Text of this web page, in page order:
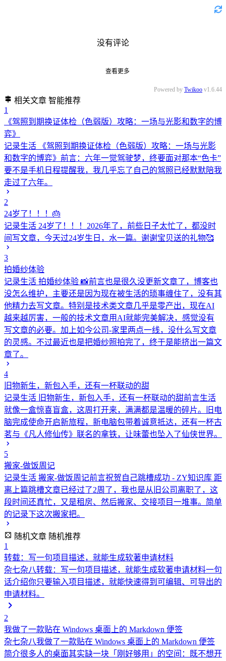
没有评论
查看更多
Powered by Twikoo v1.6.44
相关文章 智能推荐
1
《驾照到期换证体检（色弱版）攻略：一场与光影和数字的博
弈》
记录生活
《驾照到期换证体检（色弱版）攻略：一场与光影
和数字的博弈》前言：六年一觉驾驶梦，终要面对那本“色卡”
要不是手机日程提醒我，我几乎忘了自己的驾照已经默默陪我
走过了六年。
2
24岁了！！！🎂
记录生活 24岁了！！！2026年了，前些日子太忙了，都没时
间写文章，今天过24岁生日，水一篇。谢谢宝贝送的礼物🥰
3
拍婚纱体验
记录生活 拍婚纱体验 📸前言也是很久没更新文章了，博客也
没怎么维护，主要还是因为现在被生活的琐事缠住了，没有其
他精力去写文章。特别是技术类文章几乎是零产出，现在AI
越来越厉害，一般的技术文章用AI就能完美解决，感觉没有
写文章的必要。加上如今公司-家里两点一线，没什么写文章
的灵感。不过最近也是把婚纱照拍完了，终于是能挤出一篇文
章了。
4
旧物新生，新包入手，还有一杯联动的甜
记录生活 旧物新生，新包入手，还有一杯联动的甜前言生活
就像一盒惊喜盲盒，这周打开来，满满都是温暖的碎片。旧电
脑完成使命开启新旅程，新电脑包带着诚意抵达，还有一杯古
茗与《凡人修仙传》联名的拿铁，让味蕾也坠入了仙侠世界。
5
搬家-做饭周记
记录生活 搬家-做饭周记前言祝贺自己跳槽成功 - ZY知识库 距
离上篇跳槽文章已经过了2周了，我也是从旧公司离职了，这
段时间还真忙，又是租房、然后搬家、交接项目一堆事。简单
的记录下这次搬家把。
随机文章 随机推荐
1
转载：写一句项目描述，就能生成软著申请材料
杂七杂八转载：写一句项目描述，就能生成软著申请材料一句
话介绍你只要输入项目描述，就能快速得到可编辑、可导出的
申请材料。
2
我做了一款贴在 Windows 桌面上的 Markdown 便签
杂七杂八我做了一款贴在 Windows 桌面上的 Markdown 便签
简介很多人的桌面其实缺一块「刚好够用」的空间：既不想开